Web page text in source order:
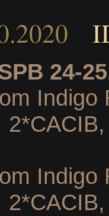
24-
Indigo
Indigo